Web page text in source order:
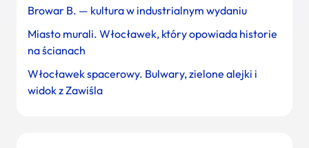
Browar B. — kultura w industrialnym wydaniu
Miasto murali. Włocławek, który opowiada historie
na ścianach
Włocławek spacerowy. Bulwary, zielone alejki i
widok z Zawiśla